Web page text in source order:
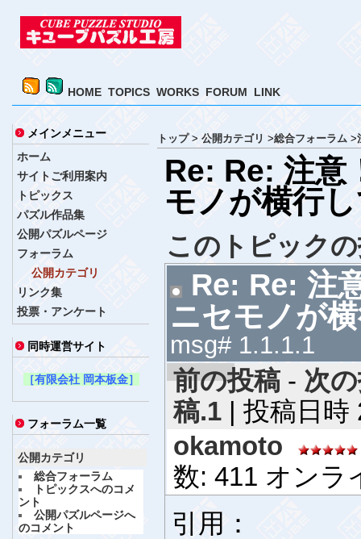
HOME TOPICS WORKS FORUM LINK
メインメニュー
ホーム
サイトご利用案内
トピックス
パズル作品集
公開パズルページ
フォーラム
公開カテゴリ
リンク集
投票・アンケート
同時運営サイト
［有限会社 岡本板金］
フォーラム一覧
公開カテゴリ
総合フォーラム
トピックスへのコメ
ント
公開パズルページへ
のコメント
トップ> 公開カテゴリ >総合フォーラム >
Re: Re: 注
モノが横行
このトピック
Re: Re: 注
ニセモノが
msg# 1.1.1.1
前の投稿 - 次
稿.1 | 投稿日時
okamoto
数: 411 オンラ
引用：